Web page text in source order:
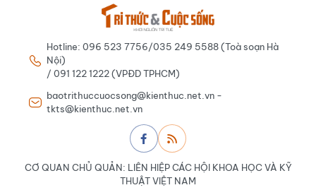
Hotline: 096 523 7756/035 249 5588 (Toà soạn Hà
Nội)
/ 091 122 1222 (VPĐD TPHCM)
baotrithuccuocsong@kienthuc.net.vn -
tkts@kienthuc.net.vn
CƠ QUAN CHỦ QUẢN: LIÊN HIỆP CÁC HỘI KHOA HỌC VÀ KỸ
THUẬT VIỆT NAM